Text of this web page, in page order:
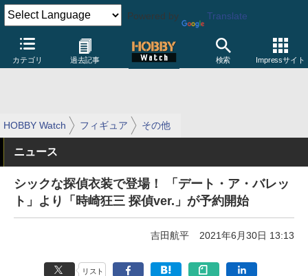
Powered by Translate
カテゴリ 過去記事 検索 Impressサイト
HOBBY Watch フィギュア その他
ニュース
シックな探偵衣装で登場！ 「デート・ア・バレッ
ト」より「時崎狂三 探偵ver.」が予約開始
吉田航平 2021年6月30日 13:13
リスト